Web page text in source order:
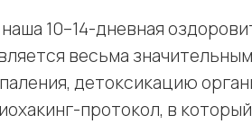
10–14-дневная
весьма
детоксикацию
протокол, в